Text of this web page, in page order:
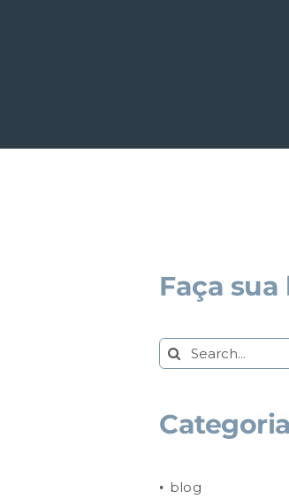
Faça sua
Search
for:
blog